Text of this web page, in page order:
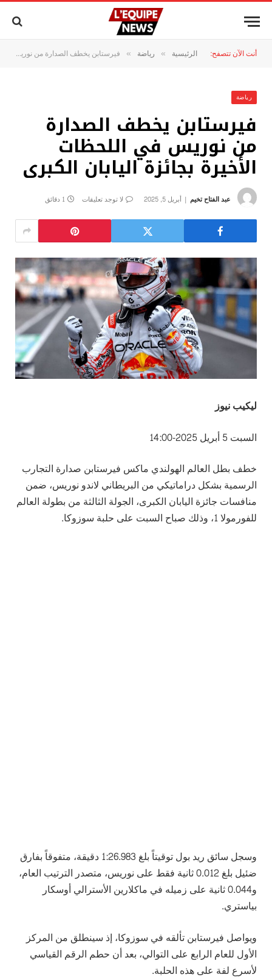
أنت الآن تتصفح: الرئيسية » رياضة » فيرستابن يخطف الصدارة من نوريس في اللحظات الأخيرة بجائزة اليابان الكبرى
رياضة
فيرستابن يخطف الصدارة
من نوريس في اللحظات
الأخيرة بجائزة اليابان الكبرى
عبد الفتاح تخيم أبريل 5, 2025 لا توجد تعليقات 1 دقائق
ليكيب نيوز
السبت 5 أبريل 2025-14:00
خطف بطل العالم الهولندي ماكس فيرستابن صدارة التجارب
الرسمية بشكل دراماتيكي من البريطاني لاندو نوريس، ضمن
منافسات جائزة اليابان الكبرى، الجولة الثالثة من بطولة العالم
للفورمولا 1، وذلك صباح السبت على حلبة سوزوكا.
وسجل سائق ريد بول توقيتاً بلغ 1:26.983 دقيقة، متفوقاً بفارق
ضئيل بلغ 0.012 ثانية فقط على نوريس، متصدر الترتيب العام،
و0.044 ثانية على زميله في ماكلارين الأسترالي أوسكار
بياستري.
ويواصل فيرستابن تألقه في سوزوكا، إذ سينطلق من المركز
الأول للعام الرابع على التوالي، بعد أن حطم الرقم القياسي
لأسرع لفة على هذه الحلبة.